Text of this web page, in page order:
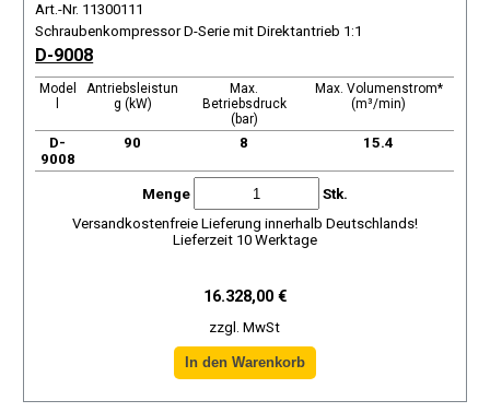
Art.-Nr. 11300111
Schraubenkompressor D-Serie mit Direktantrieb 1:1
D-9008
Model
Antriebsleistun
g (kW)
Max.
Betriebsdruck
(bar)
Max. Volumenstrom*
(m³/min)
D-
9008
90 8 15.4
Menge
Stk.
Versandkostenfreie Lieferung innerhalb Deutschlands!
Lieferzeit 10 Werktage
16.328,00 €
zzgl. MwSt